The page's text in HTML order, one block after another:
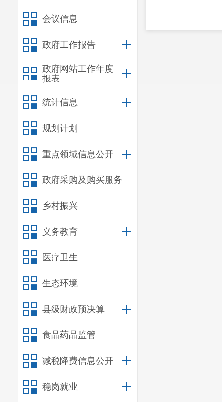
会议信息
政府工作报告
政府网站工作年度
报表
统计信息
规划计划
重点领域信息公开
政府采购及购买服务
乡村振兴
义务教育
医疗卫生
生态环境
县级财政预决算
食品药品监管
减税降费信息公开
稳岗就业